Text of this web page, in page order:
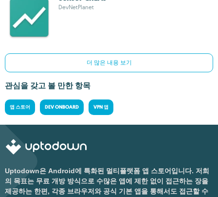
DevNetPlanet
더 많은 내용 보기
관심을 갖고 볼 만한 항목
앱 스토어 DEV ONBOARD VPN 앱
Uptodown은 Android에 특화된 멀티플랫폼 앱 스토어입니다. 저희
의 목표는 무료 개방 방식으로 수많은 앱에 제한 없이 접근하는 장을
제공하는 한편, 각종 브라우저와 공식 기본 앱을 통해서도 접근할 수